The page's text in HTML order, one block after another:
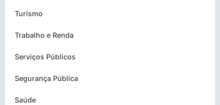
Turismo
Trabalho e Renda
Serviços Públicos
Segurança Pública
Saúde